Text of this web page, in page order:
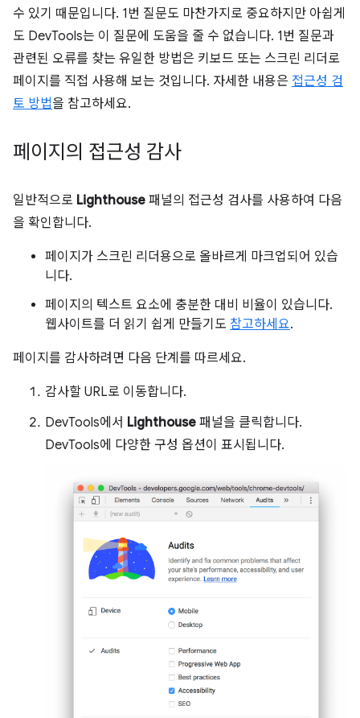
수 있기 때문입니다. 1번 질문도 마찬가지로 중요하지만 아쉽게
도 DevTools는 이 질문에 도움을 줄 수 없습니다. 1번 질문과
관련된 오류를 찾는 유일한 방법은 키보드 또는 스크린 리더로
페이지를 직접 사용해 보는 것입니다. 자세한 내용은 접근성 검
토 방법을 참고하세요.
페이지의 접근성 감사
일반적으로 Lighthouse 패널의 접근성 검사를 사용하여 다음
을 확인합니다.
페이지가 스크린 리더용으로 올바르게 마크업되어 있습
니다.
페이지의 텍스트 요소에 충분한 대비 비율이 있습니다.
웹사이트를 더 읽기 쉽게 만들기도 참고하세요.
페이지를 감사하려면 다음 단계를 따르세요.
감사할 URL로 이동합니다.
DevTools에서 Lighthouse 패널을 클릭합니다.
DevTools에 다양한 구성 옵션이 표시됩니다.